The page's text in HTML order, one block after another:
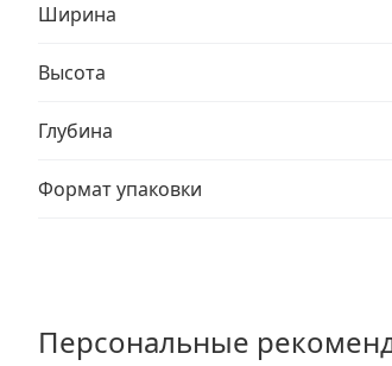
Ширина
Высота
Глубина
Формат упаковки
Персональные